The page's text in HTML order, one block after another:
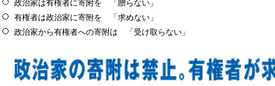
政治家は有権者に寄附を 「贈らない」
有権者は政治家に寄附を 「求めない」
政治家から有権者への寄附は 「受け取らない」